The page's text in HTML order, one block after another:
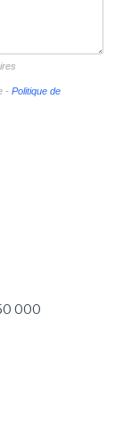
- Politique de
000